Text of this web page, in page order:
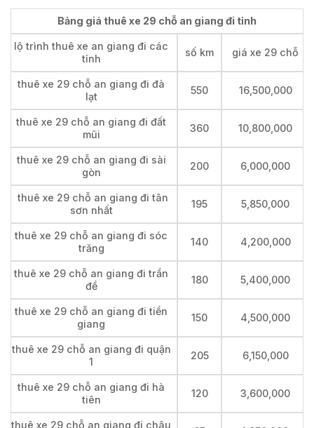
Bảng giá thuê xe 29 chỗ an giang đi tỉnh
lộ trình thuê xe an giang đi các
tỉnh
số km giá xe 29 chỗ
thuê xe 29 chỗ an giang đi đà
lạt
550 16,500,000
thuê xe 29 chỗ an giang đi đất
mũi
360 10,800,000
thuê xe 29 chỗ an giang đi sài
gòn
200 6,000,000
thuê xe 29 chỗ an giang đi tân
sơn nhất
195 5,850,000
thuê xe 29 chỗ an giang đi sóc
trăng
140 4,200,000
thuê xe 29 chỗ an giang đi trần
đề
180 5,400,000
thuê xe 29 chỗ an giang đi tiền
giang
150 4,500,000
thuê xe 29 chỗ an giang đi quận
1
205 6,150,000
thuê xe 29 chỗ an giang đi hà
tiên
120 3,600,000
thuê xe 29 chỗ an giang đi châu